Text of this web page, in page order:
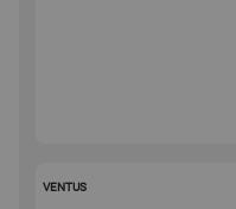
VENTUS